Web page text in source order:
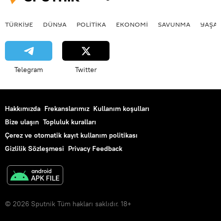
TÜRKIYE DÜNYA POLİTİKA EKONOMİ SAVUNMA
Telegram Twitter
Hakkımızda Frekanslarımız Kullanım koşulları
Bize ulaşın Topluluk kuralları
Çerez ve otomatik kayıt kullanım politikası
Gizlilik Sözleşmesi Privacy Feedback
© 2026 Sputnik Tüm hakları saklıdır. 18+